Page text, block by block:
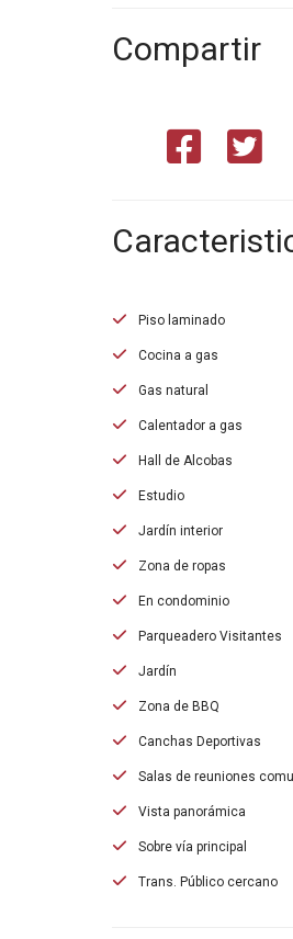
Compartir
Piso laminado
Cocina a gas
Gas natural
Calentador a gas
Hall de Alcobas
Estudio
Jardín interior
Zona de ropas
En condominio
Parqueadero Visitantes
Jardín
Zona de BBQ
Canchas Deportivas
Salas de reuniones
Vista panorámica
Sobre vía principal
Trans. Público cercano